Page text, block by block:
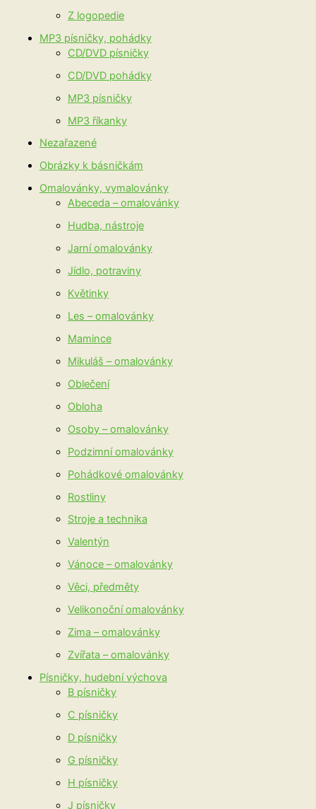
Z logopedie
MP3 písničky, pohádky
CD/DVD písničky
CD/DVD pohádky
MP3 písničky
MP3 říkanky
Nezařazené
Obrázky k básničkám
Omalovánky, vymalovánky
Abeceda – omalovánky
Hudba, nástroje
Jarní omalovánky
Jídlo, potraviny
Květinky
Les – omalovánky
Mamince
Mikuláš – omalovánky
Oblečení
Obloha
Osoby – omalovánky
Podzimní omalovánky
Pohádkové omalovánky
Rostliny
Stroje a technika
Valentýn
Vánoce – omalovánky
Věci, předměty
Velikonoční omalovánky
Zima – omalovánky
Zvířata – omalovánky
Písničky, hudební výchova
B písničky
C písničky
D písničky
G písničky
H písničky
J písničky